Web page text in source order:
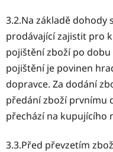
3.2.Na základě dohody
prodávající zajistit pro
pojištění zboží po
pojištění je povinen
dopravce. Za dodání
předání zboží prvnímu
přechází na kupujícího
3.3.Před převzetím